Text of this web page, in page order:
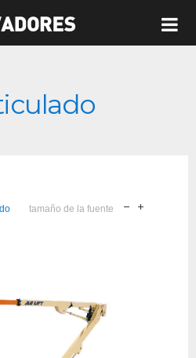
tamaño de la fuente